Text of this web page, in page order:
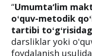
“Umumtaʼlim
oʻquv-metodik
tartibi
darsliklar yoki
foydalanish